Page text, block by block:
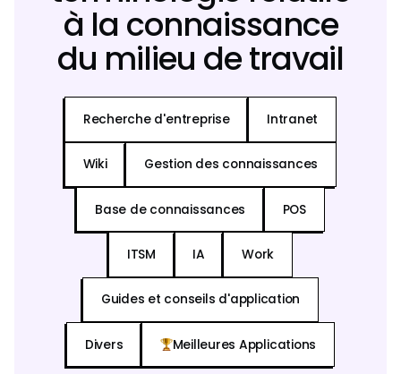
à la connaissance
du milieu de travail
Recherche d'entreprise Intranet
Wiki Gestion des connaissances
Base de connaissances POS
ITSM IA Work
Guides et conseils d'application
Divers Meilleures Applications